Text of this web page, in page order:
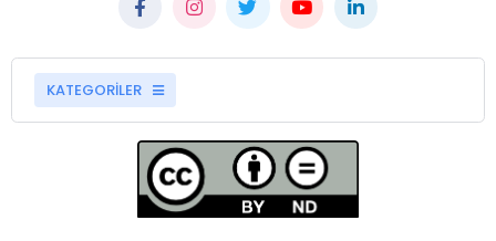
KATEGORİLER